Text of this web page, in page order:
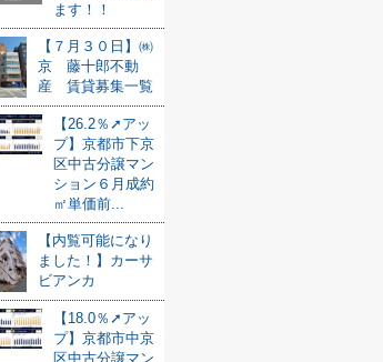
ます！！
【７月３０日】㈱
京 藤十郎不動
産 賃貸募集一覧
【26.2％➚アッ
プ】京都市下京
区中古分譲マン
ション６月成約
㎡単価前...
【内覧可能になり
ました！】カーサ
ビアンカ
【18.0％➚アッ
プ】京都市中京
区中古分譲マン